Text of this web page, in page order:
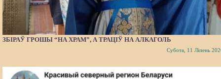
ЗБІРАЎ ГРОШЫ “НА ХРАМ”, А ТРАЦІЎ НА АЛКАГОЛЬ
Субота, 11 Ліпень